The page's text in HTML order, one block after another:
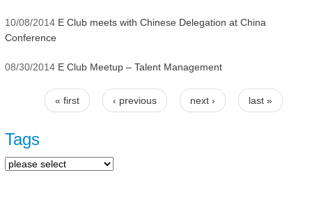
10/08/2014 E Club meets with Chinese Delegation at China
Conference
08/30/2014 E Club Meetup – Talent Management
Pages
« first ‹ previous next › last »
Tags